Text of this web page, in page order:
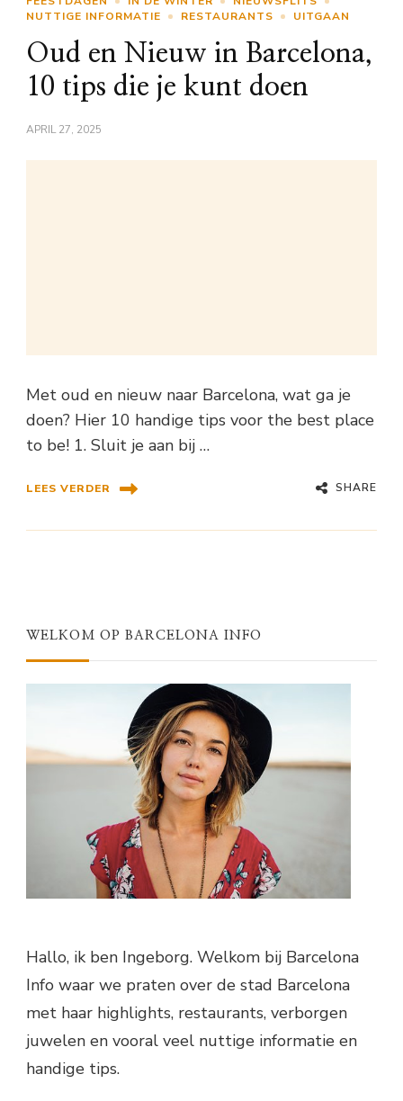
NUTTIGE INFORMATIE
RESTAURANTS UITGAAN
Oud en Nieuw in Barcelona,
10 tips die je kunt doen
APRIL 27, 2025
Met oud en nieuw naar Barcelona, wat ga je
doen? Hier 10 handige tips voor the best place
to be! 1. Sluit je aan bij …
LEES VERDER SHARE
WELKOM OP BARCELONA INFO
Hallo, ik ben Ingeborg. Welkom bij Barcelona
Info waar we praten over de stad Barcelona
met haar highlights, restaurants, verborgen
juwelen en vooral veel nuttige informatie en
handige tips.